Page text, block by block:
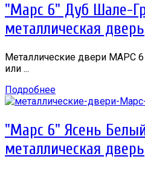
"Марс 6" Дуб Шале-
металлическая дверь
Металлические двери МАРС
или ...
Подробнее
"Марс 6" Ясень
металлическая дверь